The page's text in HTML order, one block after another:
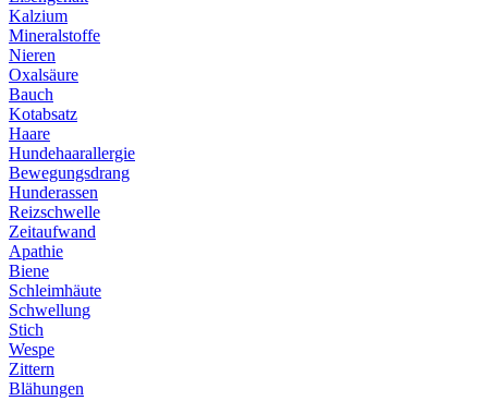
Kalzium
Mineralstoffe
Nieren
Oxalsäure
Bauch
Kotabsatz
Haare
Hundehaarallergie
Bewegungsdrang
Hunderassen
Reizschwelle
Zeitaufwand
Apathie
Biene
Schleimhäute
Schwellung
Stich
Wespe
Zittern
Blähungen